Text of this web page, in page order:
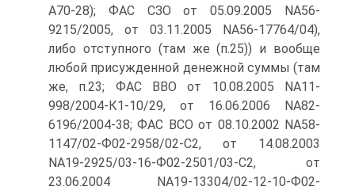
А70-28); ФАС СЗО от 05.09.2005 NА56-
9215/2005, от 03.11.2005 NА56-17764/04),
либо отступного (там же (п.25)) и вообще
любой присужденной денежной суммы (там
же, п.23; ФАС ВВО от 10.08.2005 NА11-
998/2004-К1-10/29, от 16.06.2006 NА82-
6196/2004-38; ФАС ВСО от 08.10.2002 NА58-
1147/02-Ф02-2958/02-С2, от 14.08.2003
NА19-2925/03-16-Ф02-2501/03-С2, от
23.06.2004 NА19-13304/02-12-10-Ф02-